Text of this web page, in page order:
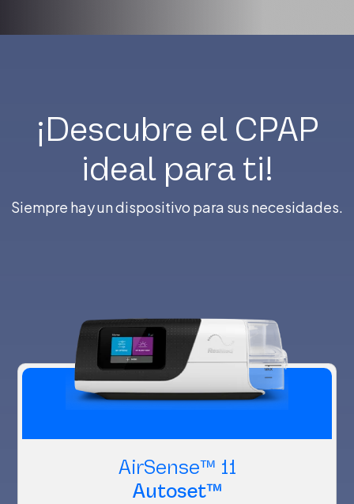
¡Descubre el CPAP
ideal para ti!
Siempre hay un dispositivo para sus necesidades.
AirSense™ 11
Autoset™